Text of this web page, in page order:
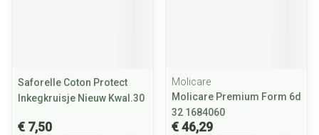
Saforelle Coton Protect
Inkegkruisje Nieuw Kwal.30
€ 7,50
Molicare
Molicare Premium Form 6d
32 1684060
€ 46,29